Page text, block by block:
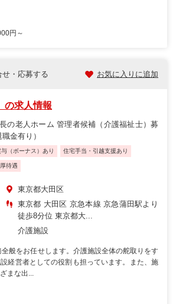
円～
・応募する お気に入りに追加
の求人情報
の老人ホーム 管理者候補（介護福祉士）募
金有り）
与（ボーナス）あり 住宅手当・引越支援あり
待遇
東京都大田区
東京都 大田区 京急本線 京急蒲田駅より
徒歩8分位 東京都大...
介護施設
般をお任せします。介護施設全体の舵取りをす
経営者としての役割も担っています。また、施
まな出...